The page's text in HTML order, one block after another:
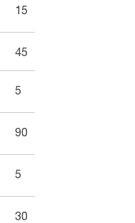
15
45
5
90
5
30